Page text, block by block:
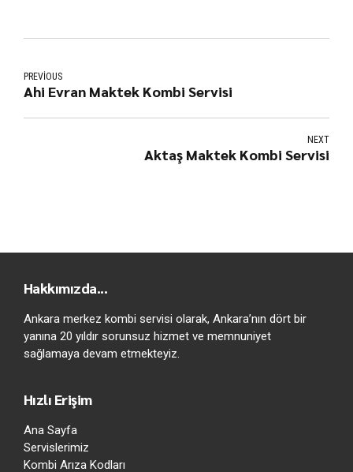
PREVIOUS
Ahi Evran Maktek Kombi Servisi
NEXT
Aktaş Maktek Kombi Servisi
Hakkımızda...
Ankara merkez kombi servisi olarak, Ankara’nın dört bir
yanına 20 yıldır sorunsuz hizmet ve memnuniyet
sağlamaya devam etmekteyiz.
Hızlı Erişim
Ana Sayfa
Servislerimiz
Kombi Arıza Kodları